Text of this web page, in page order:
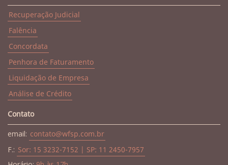
Recuperação Judicial
Falência
Concordata
Penhora de Faturamento
Liquidação de Empresa
Análise de Crédito
Contato
email: contato@wfsp.com.br
F.: Sor: 15 3232-7152 | SP: 11 2450-7957